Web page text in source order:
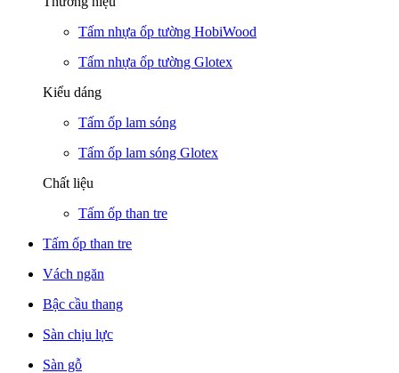
Tấm nhựa ốp tường HobiWood
Tấm nhựa ốp tường Glotex
Kiểu dáng
Tấm ốp lam sóng
Tấm ốp lam sóng Glotex
Chất liệu
Tấm ốp than tre
Tấm ốp than tre
Vách ngăn
Bậc cầu thang
Sàn chịu lực
Sàn gỗ